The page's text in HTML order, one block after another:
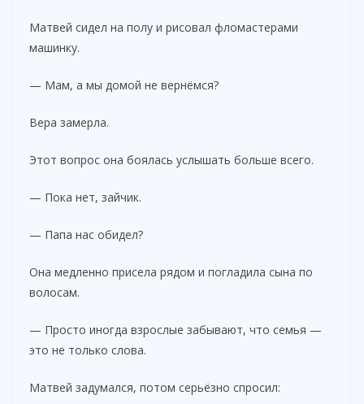
Матвей сидел на полу и рисовал фломастерами
машинку.
— Мам, а мы домой не вернёмся?
Вера замерла.
Этот вопрос она боялась услышать больше всего.
— Пока нет, зайчик.
— Папа нас обидел?
Она медленно присела рядом и погладила сына по
волосам.
— Просто иногда взрослые забывают, что семья —
это не только слова.
Матвей задумался, потом серьёзно спросил: